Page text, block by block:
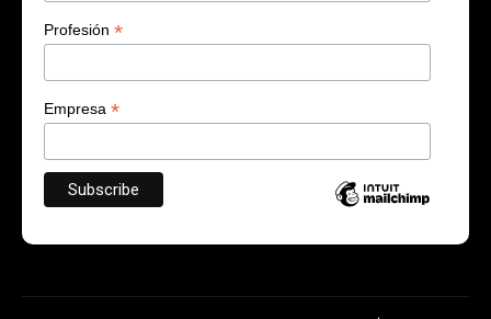
Profesión *
Empresa *